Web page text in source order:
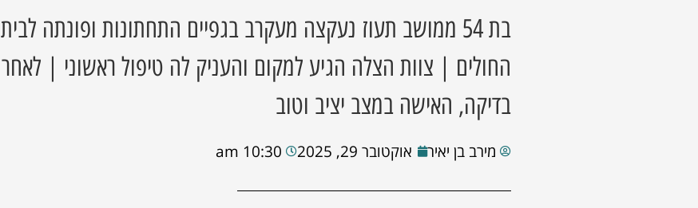
בת 54 ממושב תעוז נעקצה מעקרב בגפיים התחתונות ופונתה לבית
החולים | צוות הצלה הגיע למקום והעניק לה טיפול ראשוני | לאחר
בדיקה, האישה במצב יציב וטוב
מירב בן יאיר אוקטובר 29, 2025 10:30 am